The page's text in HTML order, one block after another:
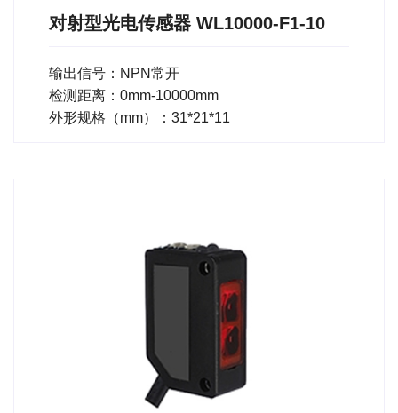
对射型光电传感器 WL10000-F1-10
输出信号：NPN常开
检测距离：0mm-10000mm
外形规格（mm）：31*21*11